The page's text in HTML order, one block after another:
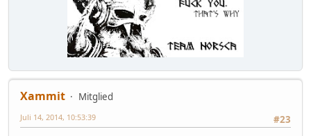
Xammit
Mitglied
#23
Juli 14, 2014, 10:53:39